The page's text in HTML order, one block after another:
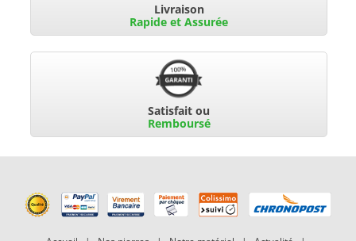
Livraison
Rapide et Assurée
Satisfait ou
Remboursé